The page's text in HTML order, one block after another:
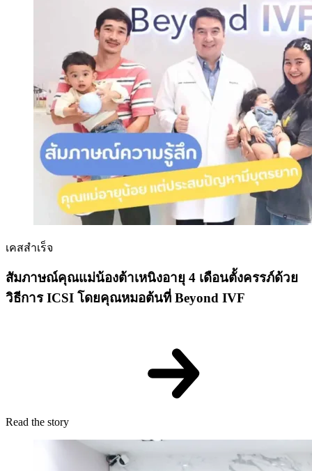
เคสสำเร็จ
สัมภาษณ์คุณแม่น้องต้าเหนิงอายุ 4 เดือนตั้งครรภ์ด้วย
วิธีการ ICSI โดยคุณหมอต้นที่ Beyond IVF
Read the story